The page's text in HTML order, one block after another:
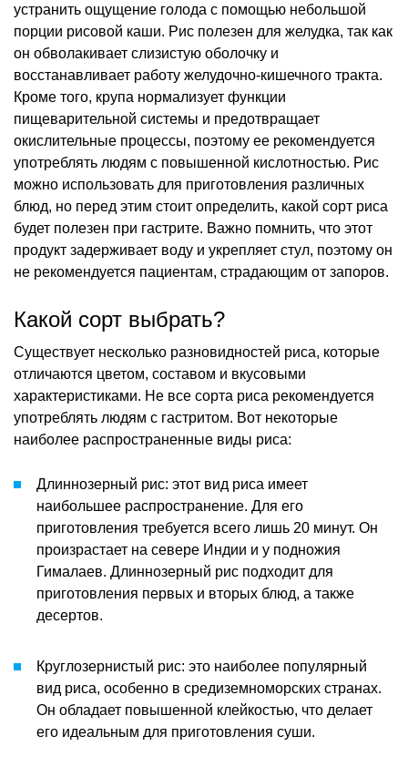
устранить ощущение голода с помощью небольшой
порции рисовой каши. Рис полезен для желудка, так как
он обволакивает слизистую оболочку и
восстанавливает работу желудочно-кишечного тракта.
Кроме того, крупа нормализует функции
пищеварительной системы и предотвращает
окислительные процессы, поэтому ее рекомендуется
употреблять людям с повышенной кислотностью. Рис
можно использовать для приготовления различных
блюд, но перед этим стоит определить, какой сорт риса
будет полезен при гастрите. Важно помнить, что этот
продукт задерживает воду и укрепляет стул, поэтому он
не рекомендуется пациентам, страдающим от запоров.
Какой сорт выбрать?
Существует несколько разновидностей риса, которые
отличаются цветом, составом и вкусовыми
характеристиками. Не все сорта риса рекомендуется
употреблять людям с гастритом. Вот некоторые
наиболее распространенные виды риса:
Длиннозерный рис: этот вид риса имеет
наибольшее распространение. Для его
приготовления требуется всего лишь 20 минут. Он
произрастает на севере Индии и у подножия
Гималаев. Длиннозерный рис подходит для
приготовления первых и вторых блюд, а также
десертов.
Круглозернистый рис: это наиболее популярный
вид риса, особенно в средиземноморских странах.
Он обладает повышенной клейкостью, что делает
его идеальным для приготовления суши.